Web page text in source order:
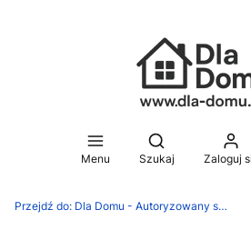
Menu
Otwórz
Szukaj Zaloguj
Przejdź do: Dla Domu - Autoryzowany sklep Silit, WMF, Zwilling